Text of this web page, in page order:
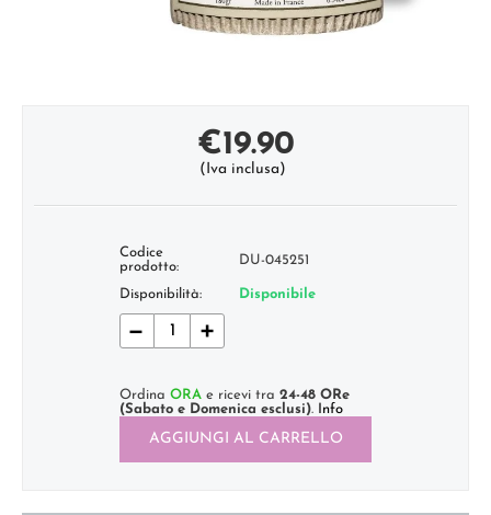
€19.90
(Iva inclusa)
Codice
prodotto:
DU-045251
Disponibilità: Disponibile
+
−
Ordina ORA e ricevi tra 24-48 ORe
(Sabato e Domenica esclusi). Info
AGGIUNGI AL CARRELLO